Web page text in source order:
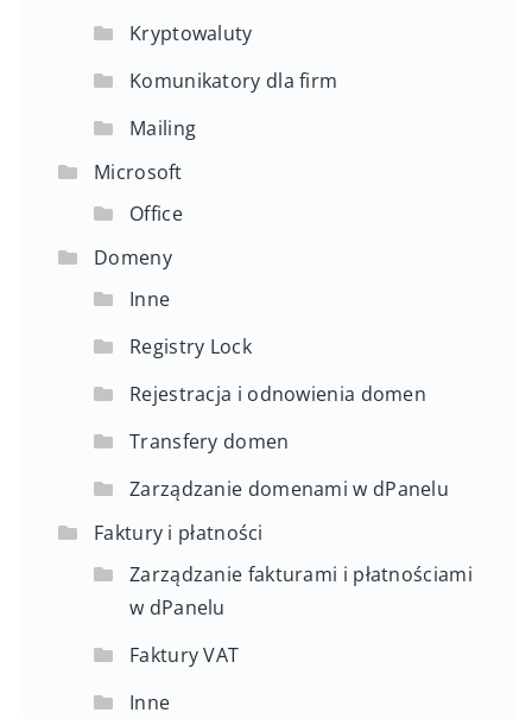
Kryptowaluty
Komunikatory dla firm
Mailing
Microsoft
Office
Domeny
Inne
Registry Lock
Rejestracja i odnowienia domen
Transfery domen
Zarządzanie domenami w dPanelu
Faktury i płatności
Zarządzanie fakturami i płatnościami
w dPanelu
Faktury VAT
Inne